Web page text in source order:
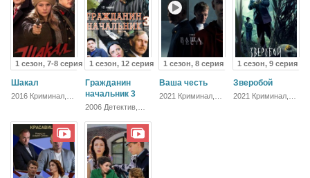
1 сезон, 7-8 серия
Шакал
2016 Криминал,
1 сезон, 12 серия
Гражданин
начальник 3
2006 Детектив,
1 сезон, 8 серия
Ваша честь
2021 Криминал,
1 сезон, 9 серия
Зверобой
2021 Криминал,